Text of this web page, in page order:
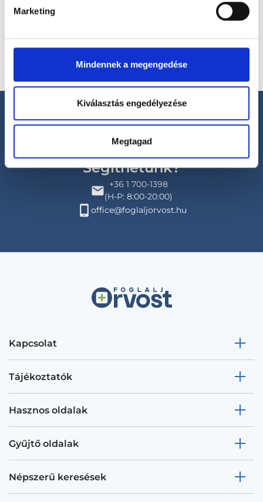
Marketing
Mindennek a megengedése
Kiválasztás engedélyezése
Megtagad
Segíthetünk?
+36 1 700-1398
(H-P: 8:00-20:00)
office@foglaljorvost.hu
Kapcsolat
Tájékoztatók
Hasznos oldalak
Gyűjtő oldalak
Népszerű keresések